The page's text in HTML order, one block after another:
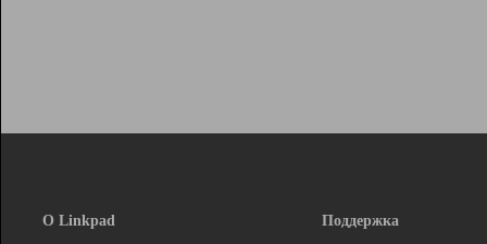
О Linkpad
Поддержка